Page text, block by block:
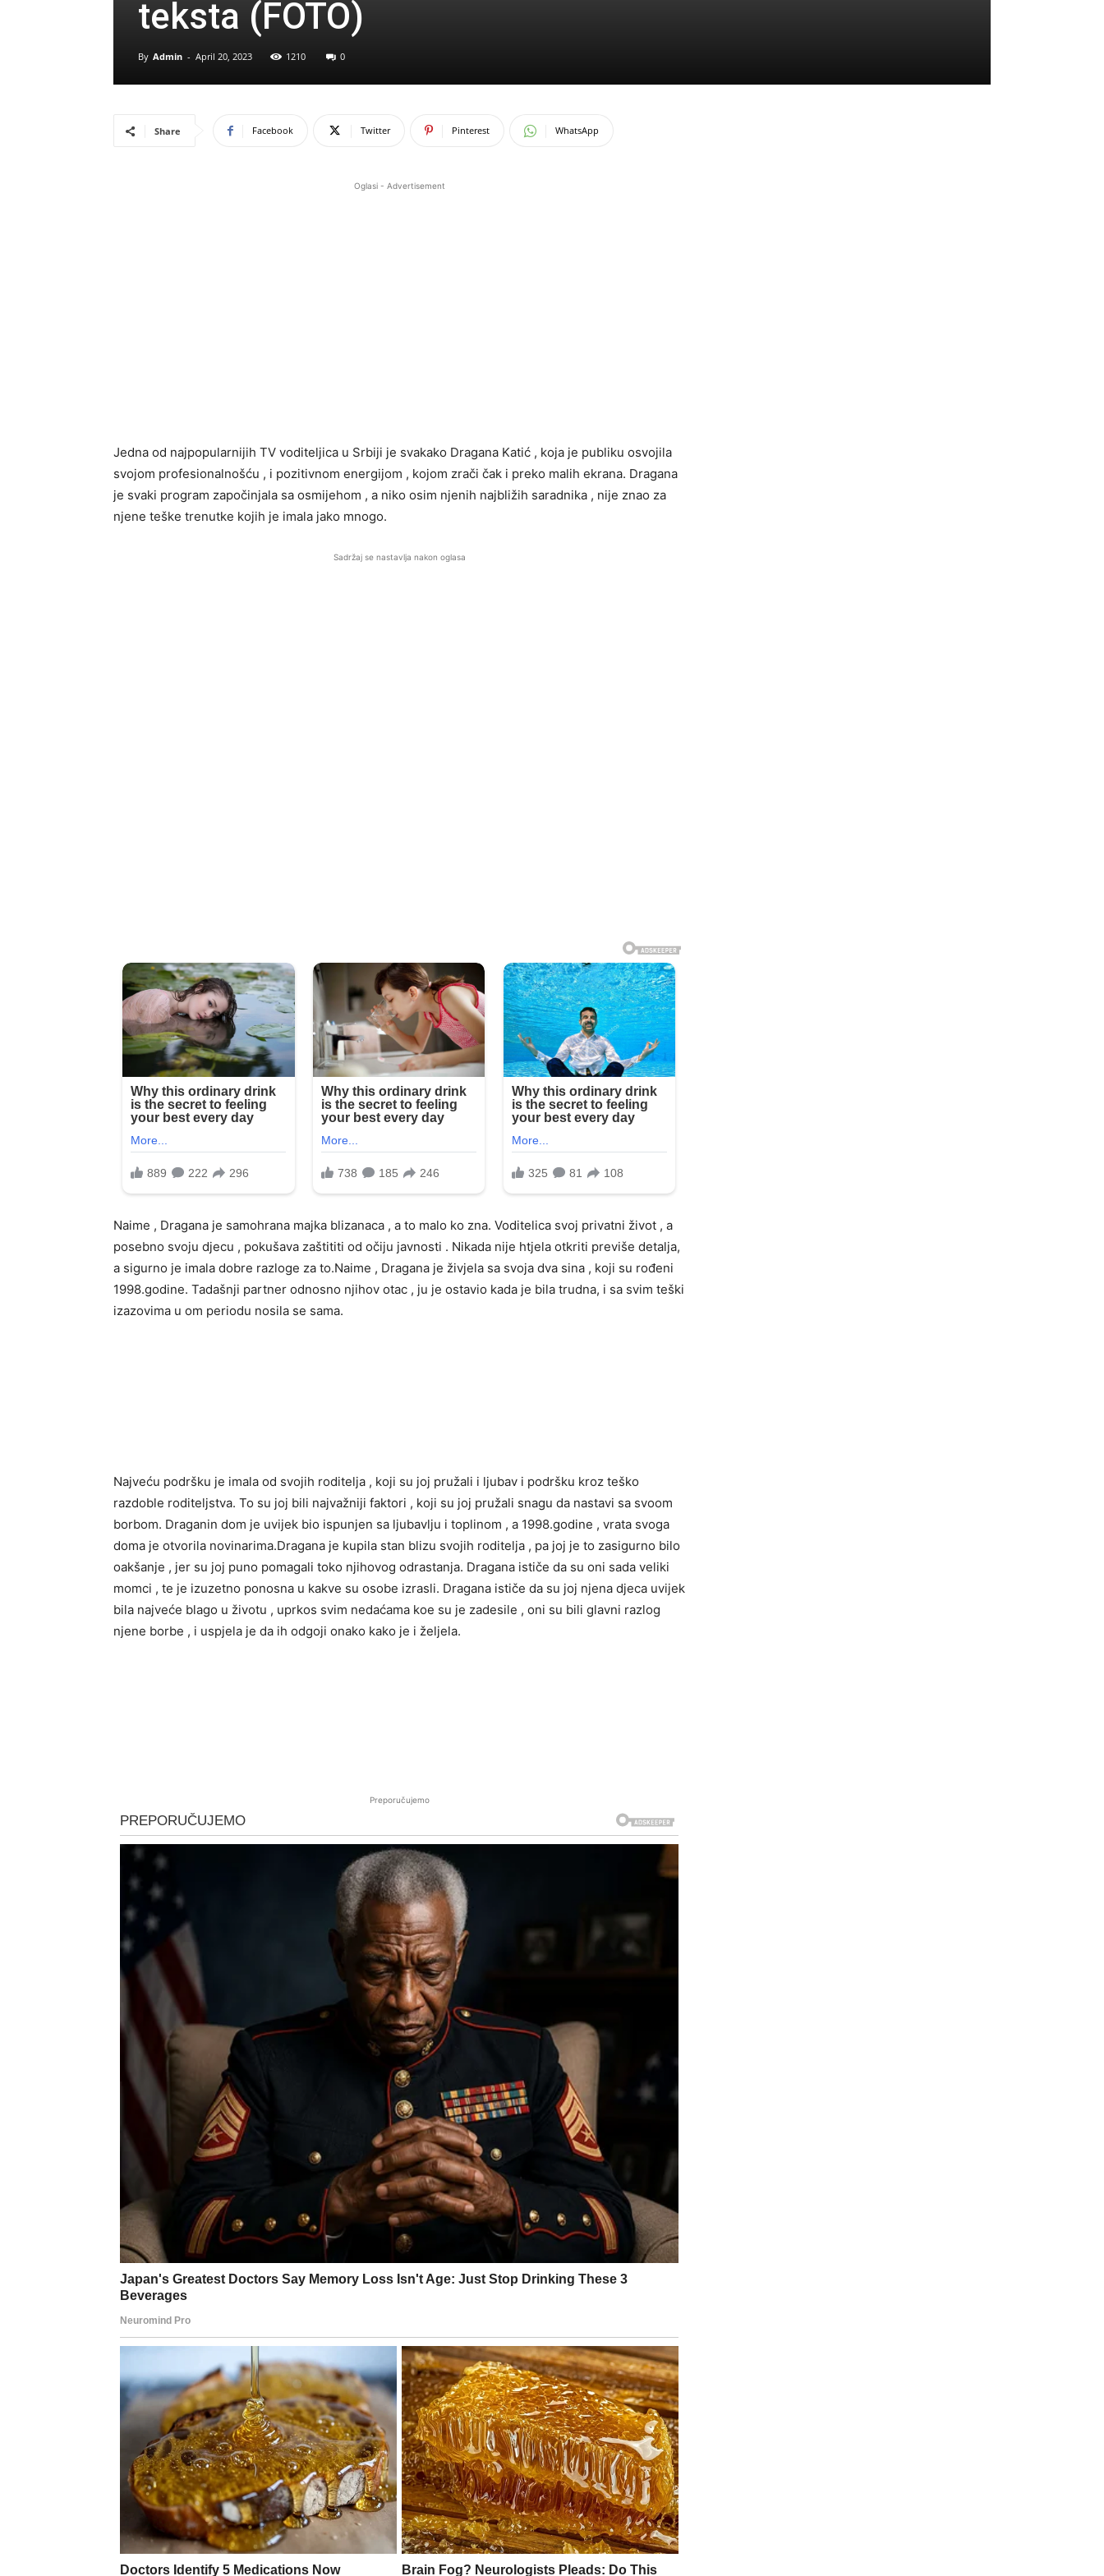
teksta (FOTO)
By Admin - April 20, 2023 1210 0
Share Facebook Twitter Pinterest WhatsApp
Oglasi - Advertisement
Jedna od najpopularnijih TV voditeljica u Srbiji je svakako Dragana Katić , koja je publiku osvojila
svojom profesionalnošću , i pozitivnom energijom , kojom zrači čak i preko malih ekrana. Dragana
je svaki program započinjala sa osmijehom , a niko osim njenih najbližih saradnika , nije znao za
njene teške trenutke kojih je imala jako mnogo.
Sadržaj se nastavlja nakon oglasa
Naime , Dragana je samohrana majka blizanaca , a to malo ko zna. Voditelica svoj privatni život , a
posebno svoju djecu , pokušava zaštititi od očiju javnosti . Nikada nije htjela otkriti previše detalja,
a sigurno je imala dobre razloge za to.Naime , Dragana je živjela sa svoja dva sina , koji su rođeni
1998.godine. Tadašnji partner odnosno njihov otac , ju je ostavio kada je bila trudna, i sa svim teški
izazovima u om periodu nosila se sama.
Najveću podršku je imala od svojih roditelja , koji su joj pružali i ljubav i podršku kroz teško
razdoble roditeljstva. To su joj bili najvažniji faktori , koji su joj pružali snagu da nastavi sa svoom
borbom. Draganin dom je uvijek bio ispunjen sa ljubavlju i toplinom , a 1998.godine , vrata svoga
doma je otvorila novinarima.Dragana je kupila stan blizu svojih roditelja , pa joj je to zasigurno bilo
oakšanje , jer su joj puno pomagali toko njihovog odrastanja. Dragana ističe da su oni sada veliki
momci , te je izuzetno ponosna u kakve su osobe izrasli. Dragana ističe da su joj njena djeca uvijek
bila najveće blago u životu , uprkos svim nedaćama koe su je zadesile , oni su bili glavni razlog
njene borbe , i uspjela je da ih odgoji onako kako je i željela.
Preporučujemo